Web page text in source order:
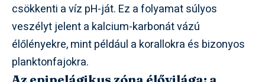
csökkenti a víz pH-ját. Ez a folyamat súlyos
veszélyt jelent a kalcium-karbonát vázú
élőlényekre, mint például a korallokra és bizonyos
planktonfajokra.